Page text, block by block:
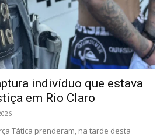
indivíduo que estava
em Rio Claro
Tática prenderam, na tarde desta